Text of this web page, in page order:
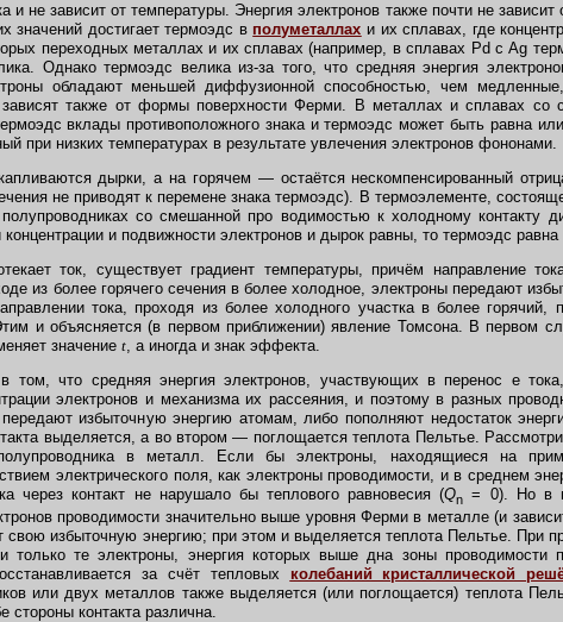
и не зависит от температуры. Энергия электронов также почти не зависит
значений достигает термоэдс в полуметаллах и их сплавах, где
переходных металлах и их сплавах (например, в сплавах Pd с Ag
Однако термоэдс велика из-за того, что средняя энергия
обладают меньшей диффузионной способностью, чем
также от формы поверхности Ферми. В металлах и сплавах со
вклады противоположного знака и термоэдс может быть равна
при низких температурах в результате увлечения электронов фононами.
дырки, а на горячем — остаётся нескомпенсированный
не приводят к перемене знака термоэдс). В термоэлементе,
со смешанной про водимостью к холодному контакту
и подвижности электронов и дырок равны, то термоэдс
ток, существует градиент температуры, причём направление тока
из более горячего сечения в более холодное, электроны передают
тока, проходя из более холодного участка в более горячий,
и объясняется (в первом приближении) явление Томсона. В первом
значение t, а иногда и знак эффекта.
том, что средняя энергия электронов, участвующих в перенос е
электронов и механизма их рассеяния, и поэтому в разных
избыточную энергию атомам, либо пополняют недостаток
выделяется, а во втором — поглощается теплота Пельтье.
в металл. Если бы электроны, находящиеся на
электрического поля, как электроны проводимости, и в среднем
через контакт не нарушало бы теплового равновесия (Qn = 0). Но в
проводимости значительно выше уровня Ферми в металле (и
избыточную энергию; при этом и выделяется теплота Пельтье. При
только те электроны, энергия которых выше дна зоны проводимости
за счёт тепловых колебаний кристаллической
или двух металлов также выделяется (или поглощается) теплота
стороны контакта различна.